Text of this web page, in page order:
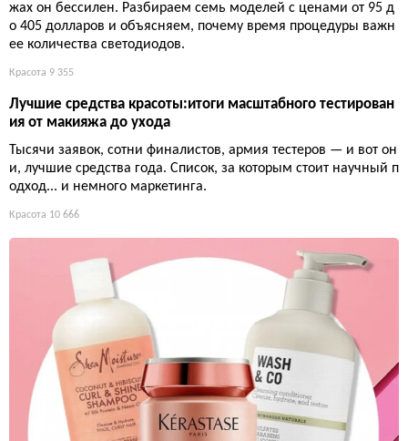
жах он бессилен. Разбираем семь моделей с ценами от 95 д
о 405 долларов и объясняем, почему время процедуры важн
ее количества светодиодов.
Красота 9 355
Лучшие средства красоты:итоги масштабного тестирован
ия от макияжа до ухода
Тысячи заявок, сотни финалистов, армия тестеров — и вот он
и, лучшие средства года. Список, за которым стоит научный п
одход... и немного маркетинга.
Красота 10 666